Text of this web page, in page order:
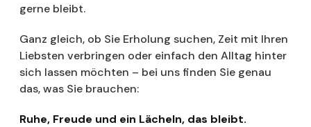
gerne bleibt.
Ganz gleich, ob Sie Erholung suchen, Zeit mit Ihren
Liebsten verbringen oder einfach den Alltag hinter
sich lassen möchten – bei uns finden Sie genau
das, was Sie brauchen:
Ruhe, Freude und ein Lächeln, das bleibt.